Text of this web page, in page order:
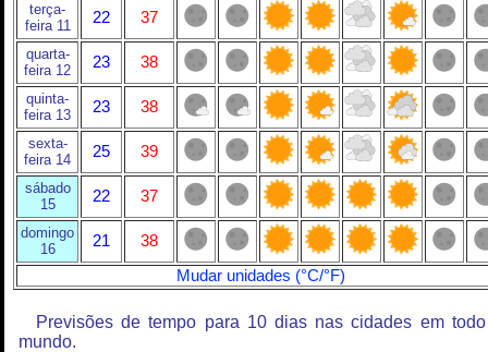
terça-
feira 11
22 37
quarta-
feira 12
23 38
quinta-
feira 13
23 38
sexta-
feira 14
25 39
sábado
15
22 37
domingo
16
21
38
Mudar unidades (°C/°F)
Previsões de tempo para 10 dias nas cidades em
mundo.